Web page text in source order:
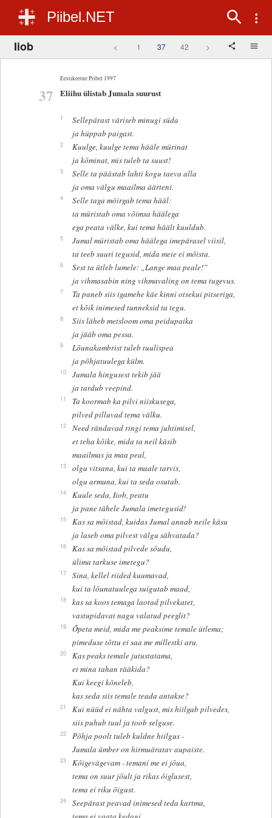
Piibel.NET
Iiob < 1 37 42 >
Eestikeelne Piibel 1997
37 Eliihu ülistab Jumala suurust
1
Sellepärast väriseb minugi süda
ja hüppab paigast.
2
Kuulge, kuulge tema hääle mürinat
ja kõminat, mis tuleb ta suust!
3
Selle ta päästab lahti kogu taeva alla
ja oma välgu maailma äärteni.
4
Selle taga möirgab tema hääl:
ta müristab oma võimsa häälega
ega peata välke, kui tema häält kuuldub.
5
Jumal müristab oma häälega imepärasel viisil,
ta teeb suuri tegusid, mida meie ei mõista.
6
Sest ta ütleb lumele: „Lange maa peale!”
ja vihmasabin ning vihmavaling on tema tugevus.
7
Ta paneb siis igamehe käe kinni otsekui pitseriga,
et kõik inimesed tunneksid ta tegu.
8
Siis läheb metsloom oma peidupaika
ja jääb oma pessa.
9
Lõunakambrist tuleb tuulispea
ja põhjatuulega külm.
10
Jumala hingusest tekib jää
ja tardub veepind.
11
Ta koormab ka pilvi niiskusega,
pilved pilluvad tema välku.
12
Need rändavad ringi tema juhtimisel,
et teha kõike, mida ta neil käsib
maailmas ja maa peal,
13
olgu vitsana, kui ta maale tarvis,
olgu armuna, kui ta seda osutab.
14
Kuule seda, Iiob, peatu
ja pane tähele Jumala imetegusid!
15
Kas sa mõistad, kuidas Jumal annab neile käsu
ja laseb oma pilvest välgu sähvatada?
16
Kas sa mõistad pilvede sõudu,
ülima tarkuse imetegu?
17
Sina, kellel riided kuumavad,
kui ta lõunatuulega suigutab maad,
18
kas sa koos temaga laotad pilvekatet,
vastupidavat nagu valatud peeglit?
19
Õpeta meid, mida me peaksime temale ütlema;
pimeduse tõttu ei saa me millestki aru.
20
Kas peaks temale jutustatama,
et mina tahan rääkida?
Kui keegi kõneleb,
kas seda siis temale teada antakse?
21
Kui nüüd ei nähta valgust, mis hiilgab pilvedes,
siis puhub tuul ja toob selguse.
22
Põhja poolt tuleb kuldne hiilgus -
Jumala ümber on hirmuäratav aupaiste.
23
Kõigevägevam - temani me ei jõua,
tema on suur jõult ja rikas õiglusest,
tema ei riku õigust.
24
Seepärast peavad inimesed teda kartma,